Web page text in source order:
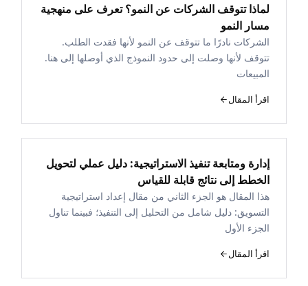
لماذا تتوقف الشركات عن النمو؟ تعرف على منهجية
مسار النمو
الشركات نادرًا ما تتوقف عن النمو لأنها فقدت الطلب.
تتوقف لأنها وصلت إلى حدود النموذج الذي أوصلها إلى هنا.
المبيعات
اقرأ المقال
إدارة ومتابعة تنفيذ الاستراتيجية: دليل عملي لتحويل
الخطط إلى نتائج قابلة للقياس
هذا المقال هو الجزء الثاني من مقال إعداد استراتيجية
التسويق: دليل شامل من التحليل إلى التنفيذ؛ فبينما تناول
الجزء الأول
اقرأ المقال